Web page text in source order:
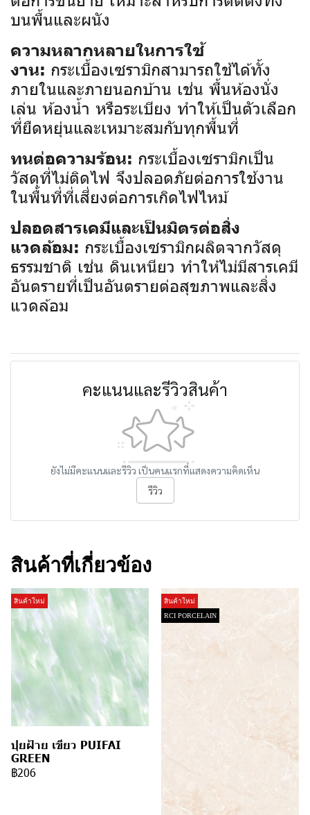
บนพื้นและผนัง
ความหลากหลายในการใช้
งาน: กระเบื้องเซรามิกสามารถใช้ได้ทั้ง
ภายในและภายนอกบ้าน เช่น พื้นห้องนั่ง
เล่น ห้องน้ำ หรือระเบียง ทำให้เป็นตัวเลือก
ที่ยืดหยุ่นและเหมาะสมกับทุกพื้นที่
ทนต่อความร้อน: กระเบื้องเซรามิกเป็น
วัสดุที่ไม่ติดไฟ จึงปลอดภัยต่อการใช้งาน
ในพื้นที่ที่เสี่ยงต่อการเกิดไฟไหม้
ปลอดสารเคมีและเป็นมิตรต่อสิ่ง
แวดล้อม: กระเบื้องเซรามิกผลิตจากวัสดุ
ธรรมชาติ เช่น ดินเหนียว ทำให้ไม่มีสารเคมี
อันตรายที่เป็นอันตรายต่อสุขภาพและสิ่ง
แวดล้อม
คะแนนและรีวิวสินค้า
ยังไม่มีคะแนนและรีวิว เป็นคนแรกที่แสดงความคิดเห็น
รีวิว
สินค้าที่เกี่ยวข้อง
สินค้าใหม่
ปุยฝ้าย เขียว PUIFAI
GREEN
฿206
สินค้าใหม่
RCI PORCELAIN